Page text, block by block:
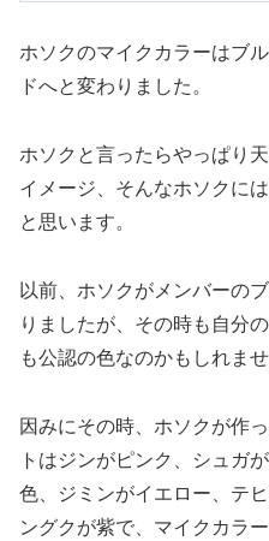
ホソクのマイクカラーはブ
ドへと変わりました。
ホソクと言ったらやっぱり
イメージ、そんなホソクに
と思います。
以前、ホソクがメンバーの
りましたが、その時も自分
も公認の色なのかもしれませ
因みにその時、ホソクが作
トはジンがピンク、シュガ
色、ジミンがイエロー、テ
ングクが紫で、マイクカラ